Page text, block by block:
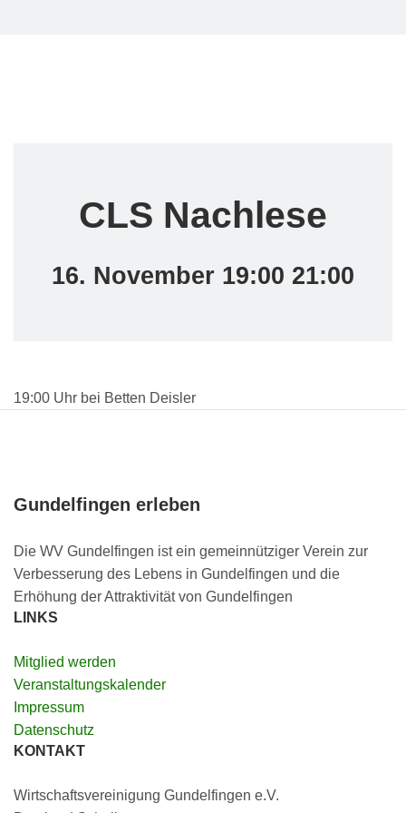
CLS Nachlese
16. November 19:00 21:00
19:00 Uhr bei Betten Deisler
Gundelfingen erleben
Die WV Gundelfingen ist ein gemeinnütziger Verein zur
Verbesserung des Lebens in Gundelfingen und die
Erhöhung der Attraktivität von Gundelfingen
LINKS
Mitglied werden
Veranstaltungskalender
Impressum
Datenschutz
KONTAKT
Wirtschaftsvereinigung Gundelfingen e.V.